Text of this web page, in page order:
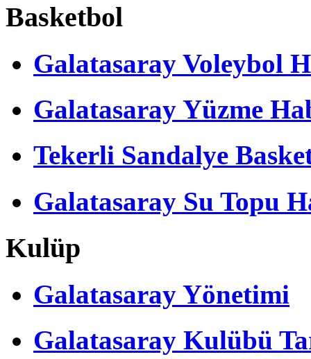
Basketbol
Galatasaray Voleybol
Galatasaray Yüzme
Tekerli Sandalye
Galatasaray Su Topu
Kulüp
Galatasaray Yönetimi
Galatasaray Kulübü